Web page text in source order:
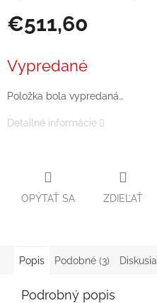
€511,60
cena:
Vypredané
Položka bola vypredaná…
Detailné informácie
OPÝTAŤ SA ZDIEĽAŤ
Popis Podobné (3) Diskusia
Podrobný popis